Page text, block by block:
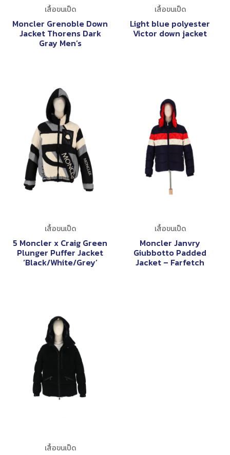
เสื้อขนเป็ด
Moncler Grenoble Down
Jacket Thorens Dark
Gray Men’s
เสื้อขนเป็ด
Light blue polyester
Victor down jacket
เสื้อขนเป็ด
5 Moncler x Craig Green
Plunger Puffer Jacket
‘Black/White/Grey’
เสื้อขนเป็ด
Moncler Janvry
Giubbotto Padded
Jacket – Farfetch
เสื้อขนเป็ด